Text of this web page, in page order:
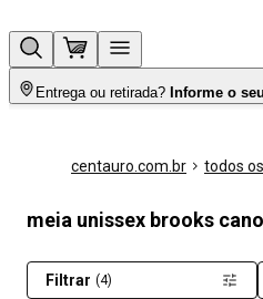
Entrega ou retirada? Informe o
centauro.com.br todos
meia unissex brooks
Filtrar (4)